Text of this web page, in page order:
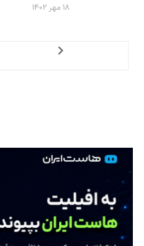
۱۸ مهر ۱۴۰۲